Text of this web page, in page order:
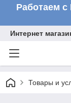
Работаем
Интернет
Товары и